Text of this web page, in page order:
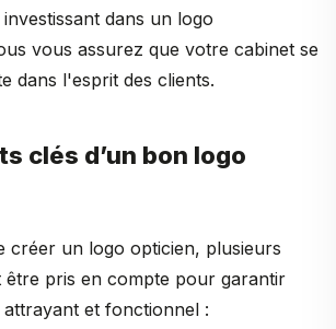
dans un logo
vous assurez que votre cabinet se
dans l'esprit des clients.
clés d’un bon logo
créer un logo opticien, plusieurs
être pris en compte pour garantir
et fonctionnel :